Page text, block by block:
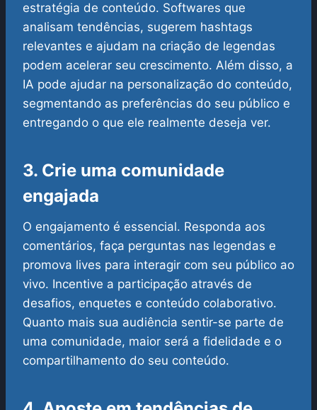
estratégia de conteúdo. Softwares que
analisam tendências, sugerem hashtags
relevantes e ajudam na criação de legendas
podem acelerar seu crescimento. Além disso, a
IA pode ajudar na personalização do conteúdo,
segmentando as preferências do seu público e
entregando o que ele realmente deseja ver.
3. Crie uma comunidade
engajada
O engajamento é essencial. Responda aos
comentários, faça perguntas nas legendas e
promova lives para interagir com seu público ao
vivo. Incentive a participação através de
desafios, enquetes e conteúdo colaborativo.
Quanto mais sua audiência sentir-se parte de
uma comunidade, maior será a fidelidade e o
compartilhamento do seu conteúdo.